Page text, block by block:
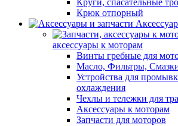
Крюк отпорный
аксессуары к моторам
Винты гребные для
Масло, Фильтры,
Устройства для
охлаждения
Чехлы и тележки для
Аксессуары к моторам
Запчасти для моторов